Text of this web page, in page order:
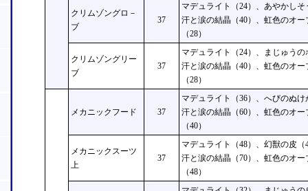
クリムゾングロ－
ブ
37
マデュライト（24）、あやかしそ
汗と涙の結晶（40）、虹色のオ
（28）
クリムゾングリー
ブ
37
マデュライト（24）、まじゅうの
汗と涙の結晶（40）、虹色のオ
（28）
メカニックフード 37
マデュライト（36）、へびのぬけ
汗と涙の結晶（60）、虹色のオ
（40）
メカニックスーツ
上
37
マデュライト（48）、幻獣の皮（
汗と涙の結晶（70）、虹色のオ
（48）